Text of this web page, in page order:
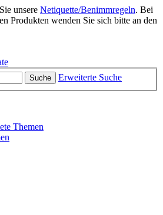
unsere Netiquette/Benimmregeln. Bei
Produkten wenden Sie sich bitte an den
Suche Erweiterte Suche
Themen